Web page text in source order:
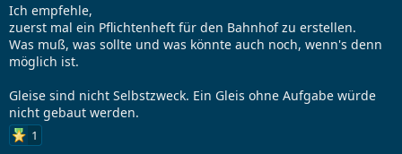
Ich empfehle,
zuerst mal ein Pflichtenheft für den Bahnhof zu erstellen.
Was muß, was sollte und was könnte auch noch, wenn's denn
möglich ist.
Gleise sind nicht Selbstzweck. Ein Gleis ohne Aufgabe würde
nicht gebaut werden.
1